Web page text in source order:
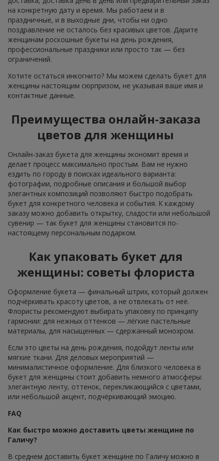
на конкретную дату и время. Мы работаем и в
праздничные, и в выходные дни, чтобы ни одно
поздравление не осталось без красивых цветов. Дарите
женщинам роскошные букеты на день рождения,
профессиональные праздники или просто так — без
ограничений.
Хотите остаться инкогнито? Мы можем сделать букет для
женщины настоящим сюрпризом, не указывая ваше имя и
контактные данные.
Преимущества онлайн-заказа
цветов для женщины
Онлайн-заказ букета для женщины экономит время и
делает процесс максимально простым. Вам не нужно
ездить по городу в поисках идеального варианта:
фотографии, подробные описания и большой выбор
элегантных композиций позволяют быстро подобрать
букет для конкретного человека и события. К каждому
заказу можно добавить открытку, сладости или небольшой
сувенир — так букет для женщины становится по-
настоящему персональным подарком.
Как упаковать букет для
женщины: советы флориста
Оформление букета — финальный штрих, который должен
подчёркивать красоту цветов, а не отвлекать от неё.
Флористы рекомендуют выбирать упаковку по принципу
гармонии: для нежных оттенков — лёгкие пастельные
материалы, для насыщенных — сдержанный монохром.
Если это цветы на день рождения, подойдут ленты или
мягкие ткани. Для деловых мероприятий —
минималистичное оформление. Для близкого человека в
букет для женщины стоит добавить немного атмосферы:
элегантную ленту, оттенок, перекликающийся с цветами,
или небольшой акцент, подчёркивающий эмоцию.
FAQ
Как быстро можно доставить цветы женщине по
Галичу?
В среднем доставить букет женщине по Галичу можно в